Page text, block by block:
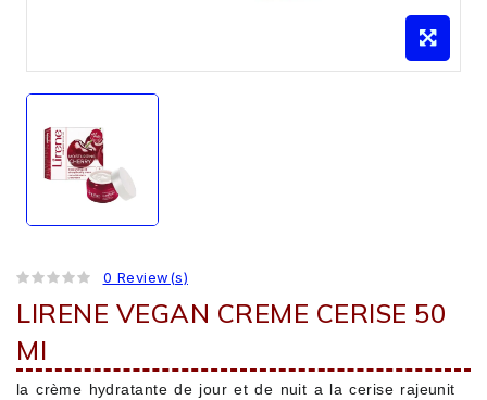
0 Review(s)
LIRENE VEGAN CREME CERISE 50
Ml
la crème hydratante de jour et de nuit a la cerise rajeunit